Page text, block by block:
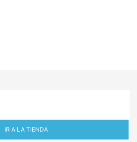
IR A LA TIENDA